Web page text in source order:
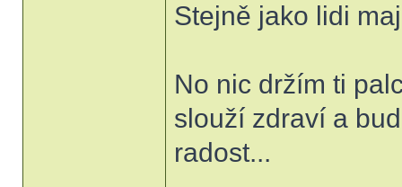
Stejně jako lidi
No nic držím ti
slouží zdraví a
radost...